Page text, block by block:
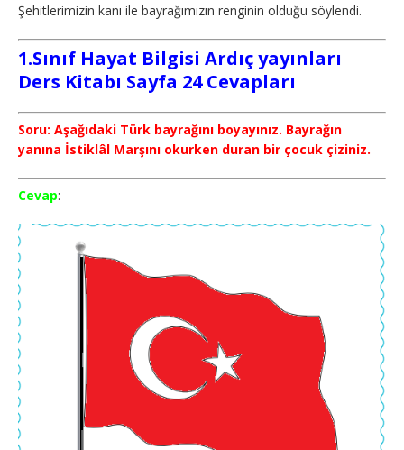
Şehitlerimizin kanı ile bayrağımızın renginin olduğu söylendi.
1.Sınıf Hayat Bilgisi Ardıç yayınları
Ders Kitabı Sayfa 24 Cevapları
Soru: Aşağıdaki Türk bayrağını boyayınız. Bayrağın
yanına İstiklâl Marşını okurken duran bir çocuk çiziniz.
Cevap: